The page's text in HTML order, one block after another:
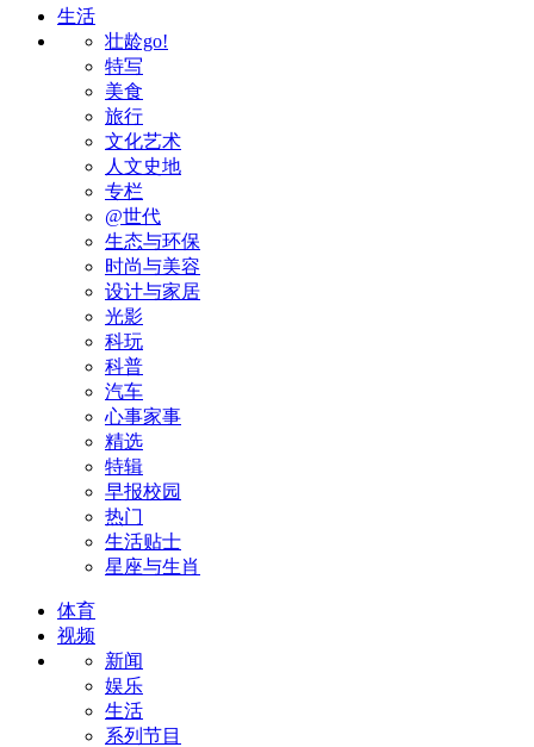
生活
壮龄go!
特写
美食
旅行
文化艺术
人文史地
专栏
@世代
生态与环保
时尚与美容
设计与家居
光影
科玩
科普
汽车
心事家事
精选
特辑
早报校园
热门
生活贴士
星座与生肖
体育
视频
新闻
娱乐
生活
系列节目